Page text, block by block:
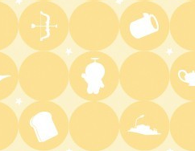
5:30
ーパーJチャンネル
6:00